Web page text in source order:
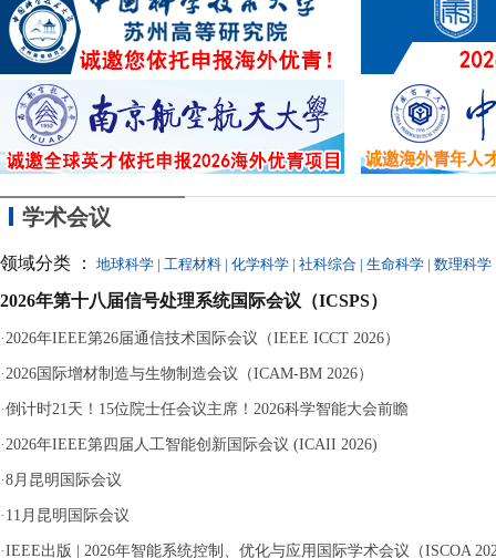
据
牌
学术会议
领域分类 ： 地球科学 | 工程材料 | 化学科学 | 社科综合 | 生命科学 | 数理科学
2026年第十八届信号处理系统国际会议（ICSPS）
·2026年IEEE第26届通信技术国际会议（IEEE ICCT 2026）
·2026国际增材制造与生物制造会议（ICAM-BM 2026）
·倒计时21天！15位院士任会议主席！2026科学智能大会前瞻
·2026年IEEE第四届人工智能创新国际会议 (ICAII 2026)
·8月昆明国际会议
· 11月昆明国际会议
·IEEE出版 | 2026年智能系统控制、优化与应用国际学术会议（ISCOA